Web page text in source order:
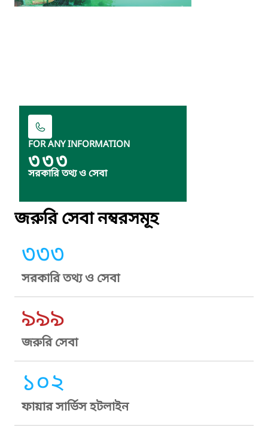
FOR ANY INFORMATION
৩৩৩
সরকারি তথ্য ও সেবা
জরুরি সেবা নম্বরসমূহ
৩৩৩
সরকারি তথ্য ও সেবা
৯৯৯
জরুরি সেবা
১০২
ফায়ার সার্ভিস হটলাইন